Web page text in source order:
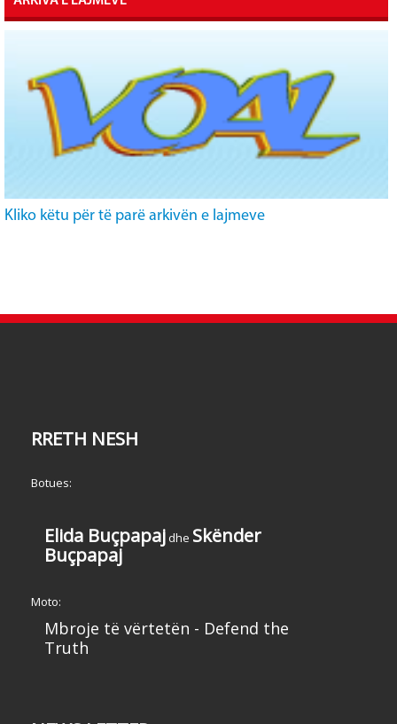
Kliko këtu për të parë arkivën e lajmeve
RRETH NESH
Botues:
Elida Buçpapaj dhe Skënder
Buçpapaj
Moto:
Mbroje të vërtetën - Defend the
Truth